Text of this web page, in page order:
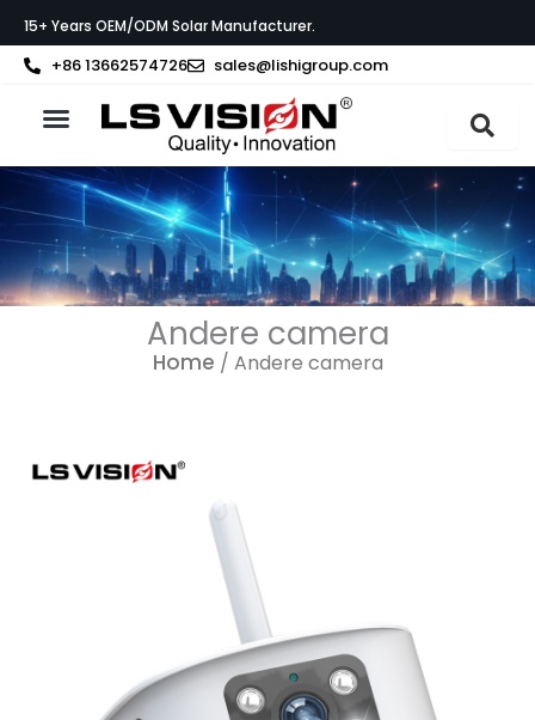
naar
de
15+ Years OEM/ODM Solar Manufacturer.
+86 13662574726 sales@lishigroup.com
Andere camera
Home / Andere camera